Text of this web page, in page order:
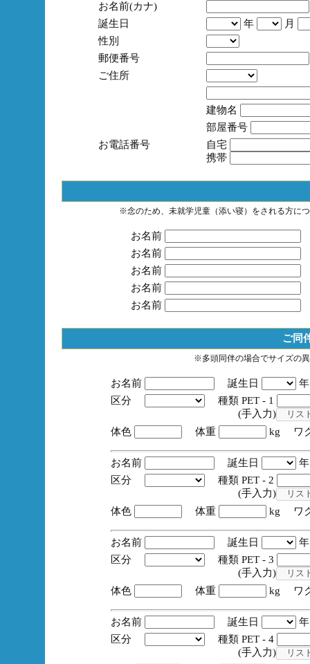
お名前(カナ)
誕生日
年
月
性別
郵便番号
ご住所
建物名
部屋番号
お電話番号
自宅
携帯
※念のため、未就学児童（添い寝）をされる方に
お名前
お名前
お名前
お名前
お名前
ご同
※多頭同伴の場合でサイズの
お名前 誕生日
区分
種類 PET - 1
(手入力)
体色
体重 kg ワ
お名前 誕生日
区分
種類 PET - 2
(手入力)
体色
体重 kg ワ
お名前 誕生日
区分
種類 PET - 3
(手入力)
体色
体重 kg ワ
お名前 誕生日
区分
種類 PET - 4
(手入力)